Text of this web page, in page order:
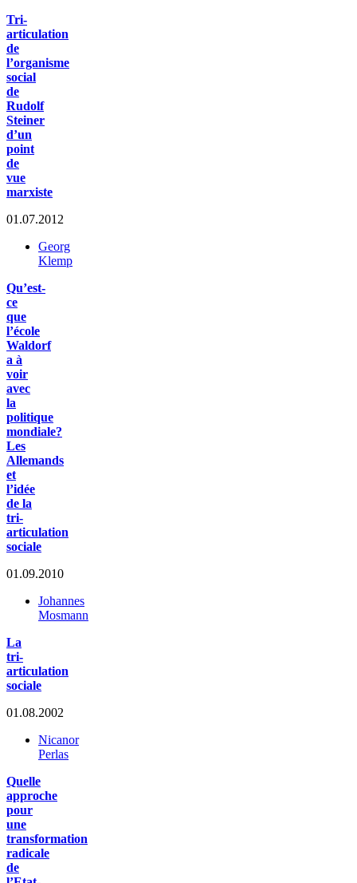
Tri-
articulation
de
l’organisme
social
de
Rudolf
Steiner
d’un
point
de
vue
marxiste
01.07.2012
Georg
Klemp
Qu’est-
ce
que
l’école
Waldorf
a à
voir
avec
la
politique
mondiale?
Les
Allemands
et
l’idée
de la
tri-
articulation
sociale
01.09.2010
Johannes
Mosmann
La
tri-
articulation
sociale
01.08.2002
Nicanor
Perlas
Quelle
approche
pour
une
transformation
radicale
de